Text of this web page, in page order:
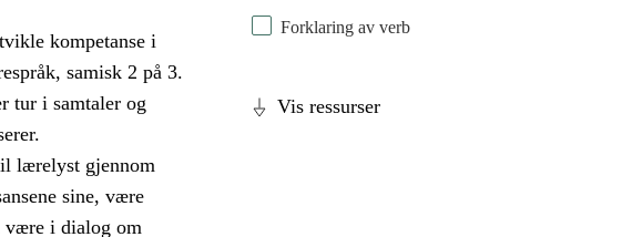
Forklaring av verb
Vis ressurser
kompetanse i
samisk 2 på 3.
tur i samtaler og
lærelyst gjennom
sine, være
være i dialog om